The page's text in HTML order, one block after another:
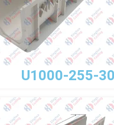
U1000-255-